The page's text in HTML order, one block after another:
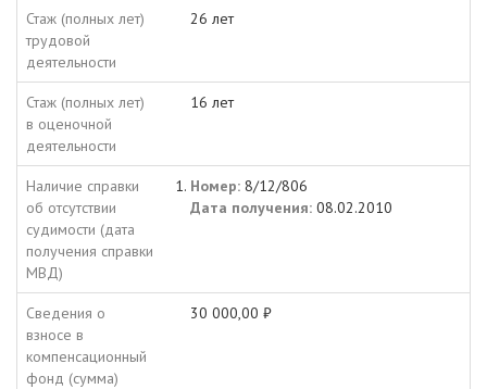
Стаж (полных лет)
трудовой
деятельности
26 лет
Стаж (полных лет)
в оценочной
деятельности
16 лет
Наличие справки
об отсутствии
судимости (дата
получения справки
МВД)
Номер: 8/12/806
Дата получения: 08.02.2010
Сведения о
взносе в
компенсационный
фонд (сумма)
30 000,00 ₽